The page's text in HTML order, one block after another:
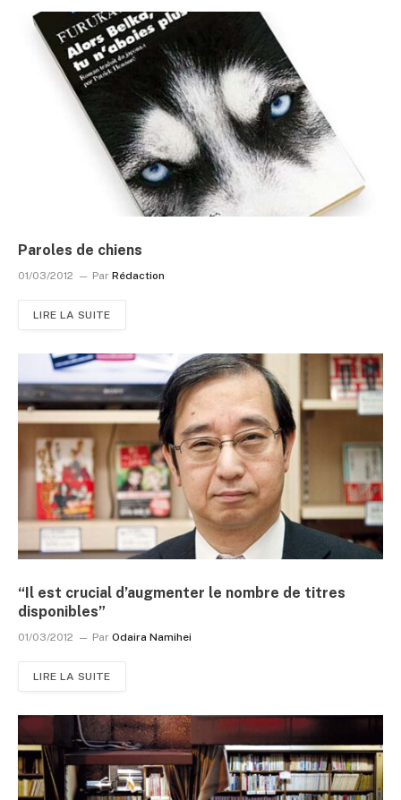
Paroles de chiens
01/03/2012 Par Rédaction
LIRE LA SUITE
“Il est crucial d’augmenter le nombre de titres
disponibles”
01/03/2012 Par Odaira Namihei
LIRE LA SUITE